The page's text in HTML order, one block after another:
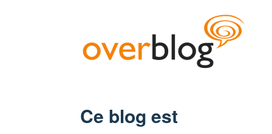
Ce blog est